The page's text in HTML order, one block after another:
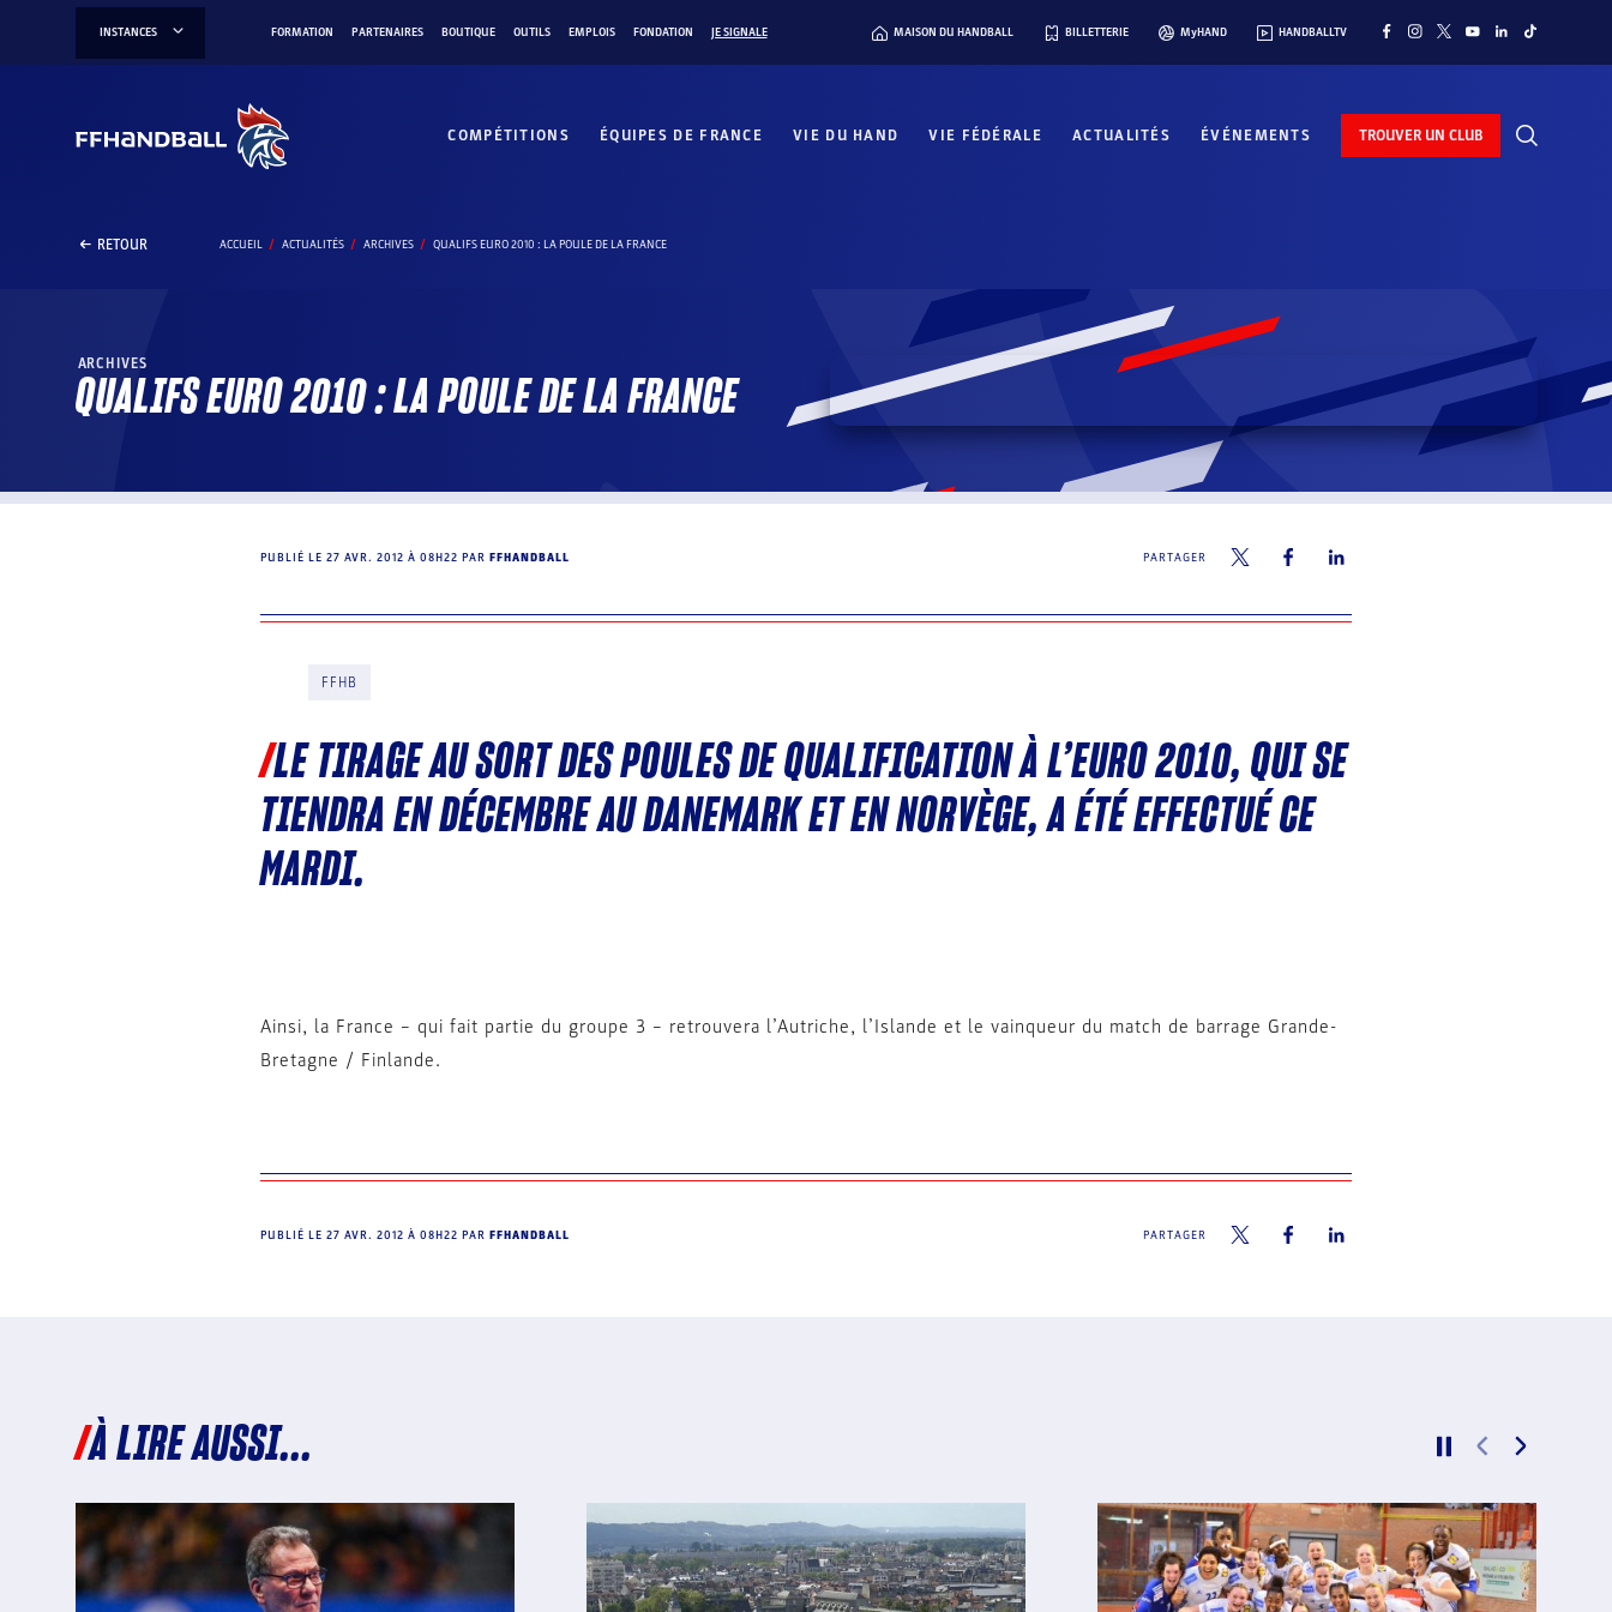
INSTANCES FORMATION PARTENAIRES BOUTIQUE OUTILS EMPLOIS FONDATION JE SIGNALE MAISON DU HANDBALL BILLETTERIE MyHAND HANDBALLTV
COMPÉTITIONS ÉQUIPES DE FRANCE VIE DU HAND VIE FÉDÉRALE ACTUALITÉS ÉVÉNEMENTS TROUVER UN CLUB
RETOUR ACCUEIL ACTUALITÉS ARCHIVES QUALIFS EURO 2010 : LA POULE DE LA FRANCE
ARCHIVES
QUALIFS EURO 2010 : LA POULE DE LA FRANCE
PUBLIÉ LE 27 AVR. 2012 À 08H22 PAR FFHANDBALL PARTAGER
FFHB
LE TIRAGE AU SORT DES POULES DE QUALIFICATION À L’EURO 2010, QUI SE
TIENDRA EN DÉCEMBRE AU DANEMARK ET EN NORVÈGE, A ÉTÉ EFFECTUÉ CE
MARDI.
Ainsi, la France – qui fait partie du groupe 3 – retrouvera l’Autriche, l’Islande et le vainqueur du match de barrage Grande-
Bretagne / Finlande.
PUBLIÉ LE 27 AVR. 2012 À 08H22 PAR FFHANDBALL PARTAGER
À LIRE AUSSI...